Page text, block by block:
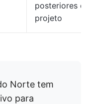
posteriores do
projeto
Norte tem
para